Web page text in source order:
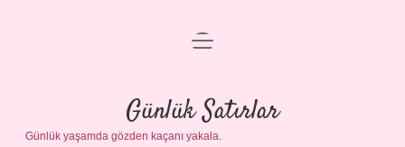
Anasayfa
Gizlilik Politikası
Yasal Uyarı
menüyü
Günlük Satırlar
Günlük yaşamda gözden kaçanı yakala.